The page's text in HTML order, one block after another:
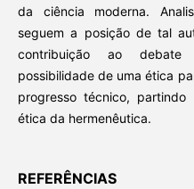
da ciência moderna.
seguem a posição de tal
contribuição ao debate
possibilidade de uma ética
progresso técnico,
ética da hermenêutica.
REFERÊNCIAS